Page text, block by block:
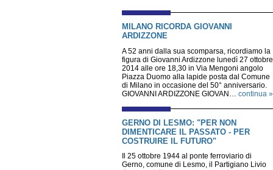
MILANO RICORDA GIOVANNI
ARDIZZONE
A 52 anni dalla sua scomparsa, ricordiamo la
figura di Giovanni Ardizzone lunedì 27 ottobre
2014 alle ore 18,30 in Via Mengoni angolo
Piazza Duomo alla lapide posta dal Comune
di Milano in occasione del 50° anniversario.
GIOVANNI ARDIZZONE GIOVAN… continua »
GERNO DI LESMO: "PER NON
DIMENTICARE IL PASSATO - PER
COSTRUIRE IL FUTURO"
Il 25 ottobre 1944 al ponte ferroviario di
Gerno, comune di Lesmo, il Partigiano Livio